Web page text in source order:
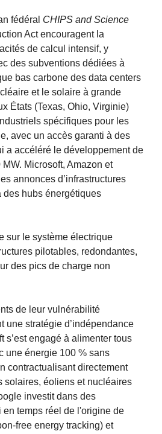
fédéral CHIPS and Science
Act encouragent la
de calcul intensif, y
des subventions dédiées à
bas carbone des data centers
et le solaire à grande
États (Texas, Ohio, Virginie)
spécifiques pour les
avec un accès garanti à des
a accéléré le développement de
Microsoft, Amazon et
annonces d’infrastructures
des hubs énergétiques
sur le système électrique
pilotables, redondantes,
des pics de charge non
de leur vulnérabilité
une stratégie d’indépendance
s’est engagé à alimenter tous
une énergie 100 % sans
contractualisant directement
solaires, éoliens et nucléaires
investit dans des
temps réel de l'origine de
free energy tracking) et